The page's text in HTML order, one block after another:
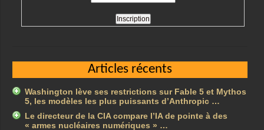
Articles récents
Washington lève ses restrictions sur Fable 5 et Mythos
5, les modèles les plus puissants d’Anthropic …
Le directeur de la CIA compare l’IA de pointe à des
« armes nucléaires numériques » …